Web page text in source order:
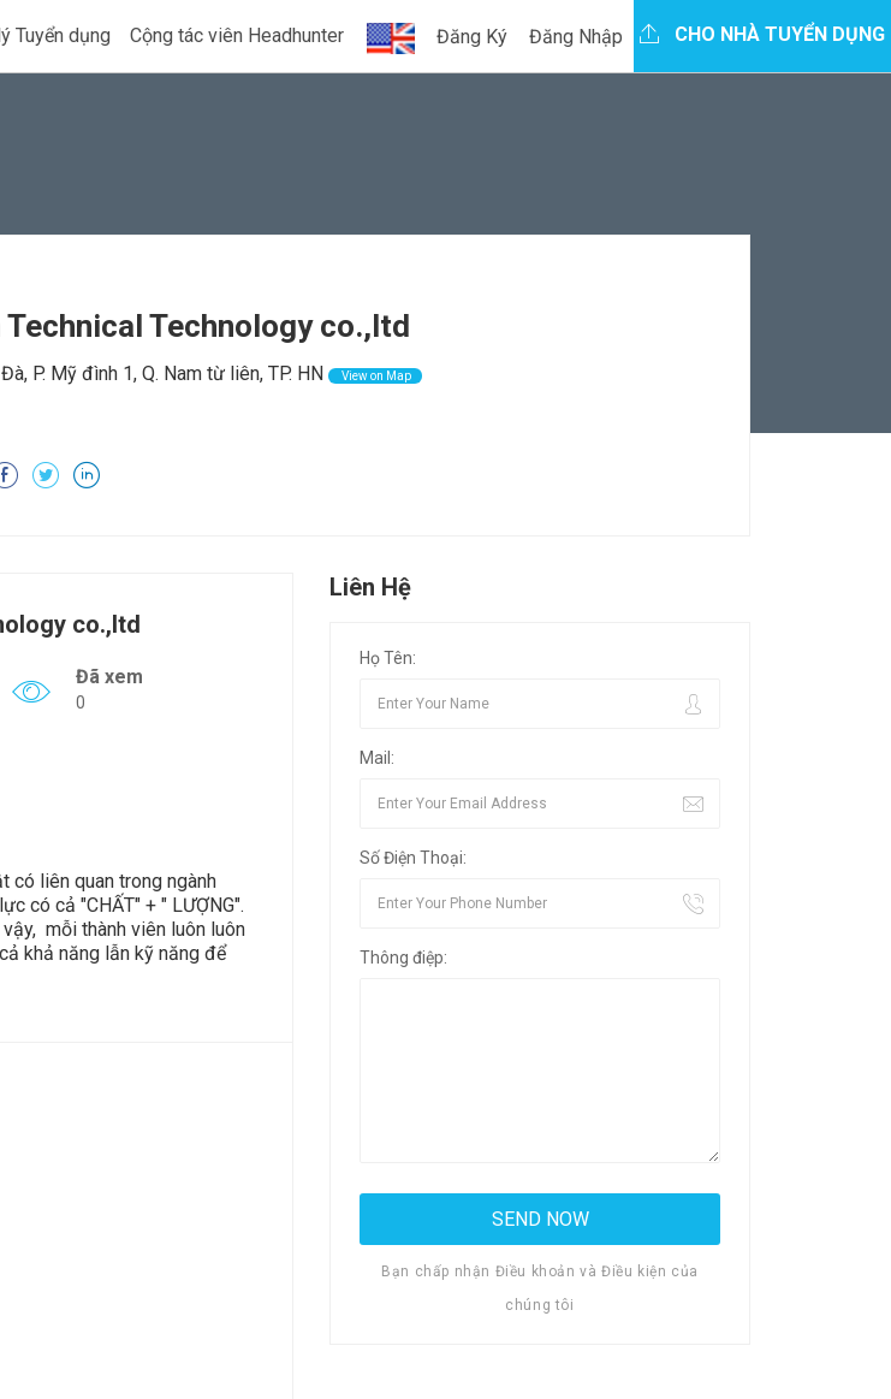
Tuyển dụng Cộng tác viên Headhunter Đăng Ký Đăng Nhập CHO NHÀ TUYỂN DỤNG
Technical Technology co.,ltd
P. Mỹ đình 1, Q. Nam từ liên, TP. HN View on Map
co.,ltd
Đã xem
0
có liên quan trong ngành
có cả "CHẤT" + " LƯỢNG".
mỗi thành viên luôn luôn
khả năng lẫn kỹ năng để
Liên Hệ
Họ Tên:
Mail:
Số Điện Thoại:
Thông điệp:
Bạn chấp nhận Điều khoản và Điều kiện của
chúng tôi